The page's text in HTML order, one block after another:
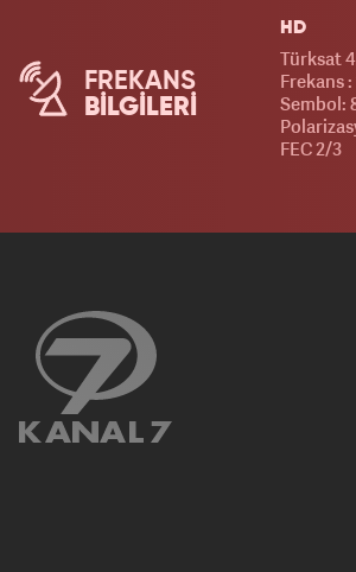
FREKANS
BİLGİLERİ
HD
Türksat
Frekans :
Sembol:
FEC 2/3